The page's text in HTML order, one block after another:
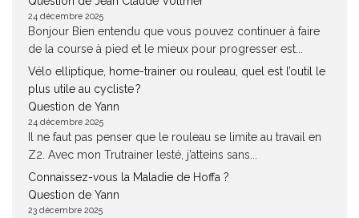
24 décembre 2025
Bonjour Bien entendu que vous pouvez continuer à faire
de la course à pied et le mieux pour progresser est...
Vélo elliptique, home-trainer ou rouleau, quel est l’outil le
plus utile au cycliste ?
Question de Yann
24 décembre 2025
Il ne faut pas penser que le rouleau se limite au travail en
Z2. Avec mon Trutrainer lesté, j’atteins sans...
Connaissez-vous la Maladie de Hoffa ?
Question de Yann
23 décembre 2025